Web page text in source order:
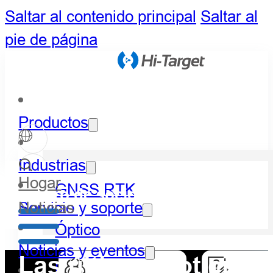
Saltar al contenido principal Saltar al
pie de página
Productos
GNSS RTK
Óptico
Industrias
Servicio y soporte
Noticias y eventos
Centro de socios
Hogar
Noticias
Las últimas noticias